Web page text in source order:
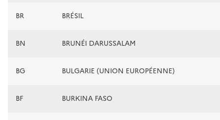
BR BRÉSIL
BN BRUNÉI DARUSSALAM
BG BULGARIE (UNION EUROPÉENNE)
BF BURKINA FASO